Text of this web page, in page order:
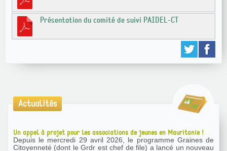
Présentation du comité de suivi PAIDEL-CT
Actualités
Un appel à projet pour les associations de jeunes en Mauritanie !
Depuis le mercredi 29 avril 2026, le programme Graines de
Citoyenneté (dont le Grdr est chef de file) a lancé un nouveau